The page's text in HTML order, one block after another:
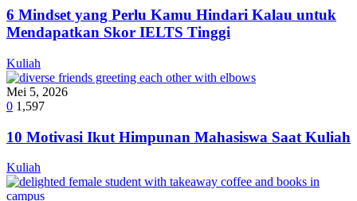
6 Mindset yang Perlu Kamu Hindari Kalau untuk
Mendapatkan Skor IELTS Tinggi
Kuliah
Mei 5, 2026
0 1,597
10 Motivasi Ikut Himpunan Mahasiswa Saat Kuliah
Kuliah